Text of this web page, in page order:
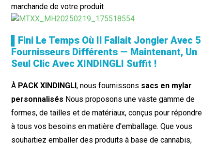
marchande de votre produit
▌Fini Le Temps Où Il Fallait Jongler Avec 5
Fournisseurs Différents — Maintenant, Un
Seul Clic Avec XINDINGLI Suffit !
À PACK XINDINGLI, nous fournissons sacs en mylar
personnalisés Nous proposons une vaste gamme de
formes, de tailles et de matériaux, conçus pour répondre
à tous vos besoins en matière d'emballage. Que vous
souhaitiez emballer des produits à base de cannabis,